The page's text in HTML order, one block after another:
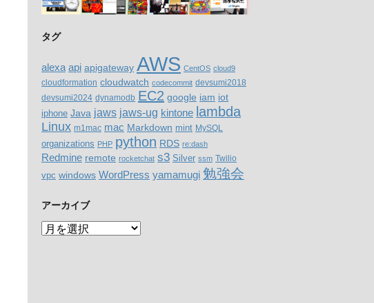
タグ
alexa api apigateway AWS CentOS cloud9
cloudformation cloudwatch codecommit devsumi2018
devsumi2024 dynamodb EC2 google iam iot
iphone Java jaws jaws-ug kintone lambda
Linux m1mac mac Markdown mint MySQL
organizations PHP python RDS re:dash
Redmine remote rocketchat s3 Silver ssm Twilio
vpc windows WordPress yamamugi 勉強会
アーカイブ
ア